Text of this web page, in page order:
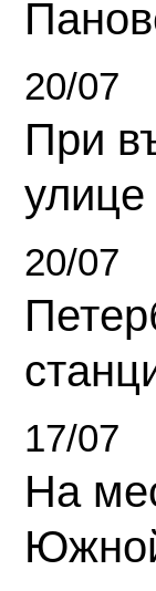
20/07
При
20/07
17/07
На